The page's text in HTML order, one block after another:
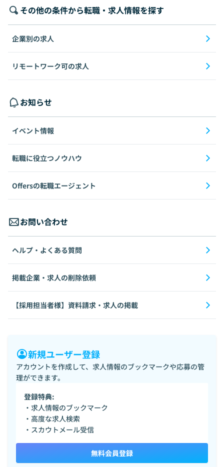
その他の条件から転職・求人情報を探す
企業別の求人
リモートワーク可の求人
お知らせ
イベント情報
転職に役立つノウハウ
Offersの転職エージェント
お問い合わせ
ヘルプ・よくある質問
掲載企業・求人の削除依頼
【採用担当者様】資料請求・求人の掲載
新規ユーザー登録
アカウントを作成して、求人情報のブックマークや応募の管
理ができます。
登録特典:
・求人情報のブックマーク
・高度な求人検索
・スカウトメール受信
無料会員登録